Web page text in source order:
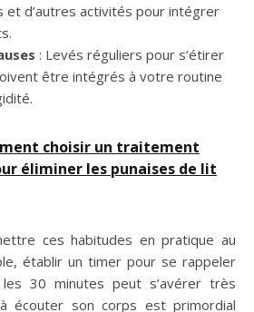
et d’autres activités pour intégrer
: Levés réguliers pour s’étirer
être intégrés à votre routine
choisir un traitement
éliminer les punaises de lit
ces habitudes en pratique au
établir un timer pour se rappeler
30 minutes peut s’avérer très
écouter son corps est primordial